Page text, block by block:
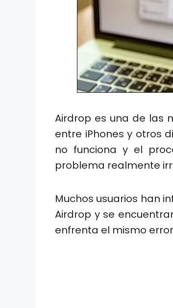
Airdrop es una de las
entre iPhones y otros
no funciona y el
problema realmente
Muchos usuarios han
Airdrop y se
enfrenta el mismo